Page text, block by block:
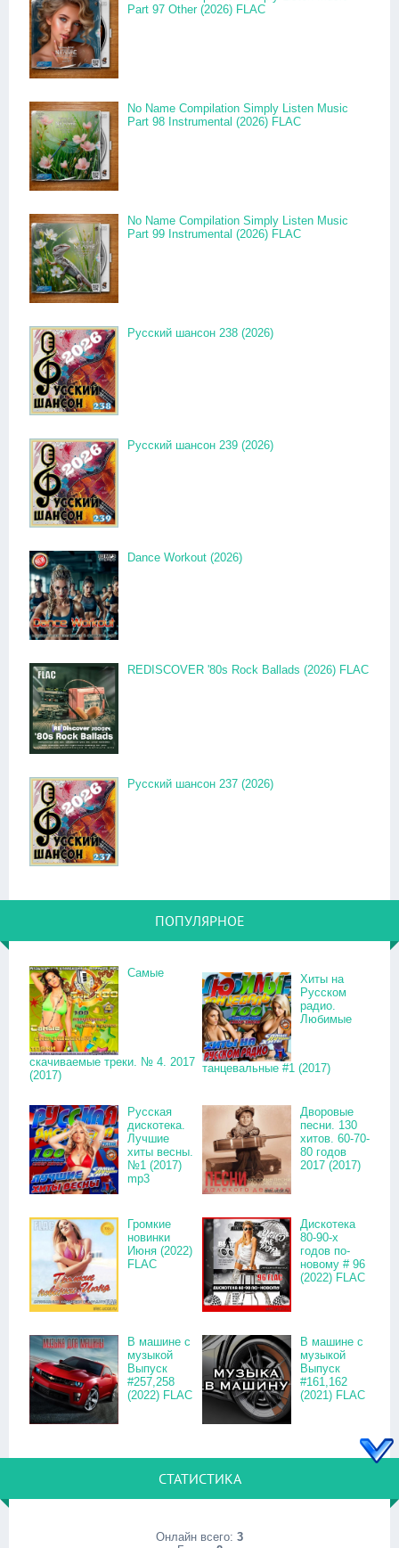
Part 97 Other (2026) FLAC
No Name Compilation Simply Listen Music
Part 98 Instrumental (2026) FLAC
No Name Compilation Simply Listen Music
Part 99 Instrumental (2026) FLAC
Русский шансон 238 (2026)
Русский шансон 239 (2026)
Dance Workout (2026)
REDISCOVER '80s Rock Ballads (2026) FLAC
Русский шансон 237 (2026)
ПОПУЛЯРНОЕ
Самые
скачиваемые треки. № 4. 2017
(2017)
Хиты на
Русском
радио.
Любимые
танцевальные #1 (2017)
Русская
дискотека.
Лучшие
хиты весны.
№1 (2017)
mp3
Дворовые
песни. 130
хитов. 60-70-
80 годов
2017 (2017)
Громкие
новинки
Июня (2022)
FLAC
Дискотека
80-90-х
годов по-
новому # 96
(2022) FLAC
В машине с
музыкой
Выпуск
#257,258
(2022) FLAC
В машине с
музыкой
Выпуск
#161,162
(2021) FLAC
СТАТИСТИКА
Онлайн всего: 3